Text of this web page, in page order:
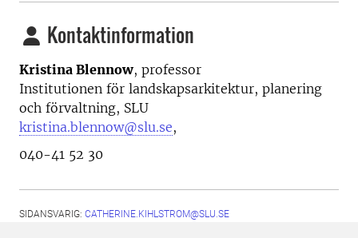
Kontaktinformation
Kristina Blennow, professor
Institutionen för landskapsarkitektur, planering
och förvaltning, SLU
kristina.blennow@slu.se,
040-41 52 30
SIDANSVARIG: CATHERINE.KIHLSTROM@SLU.SE